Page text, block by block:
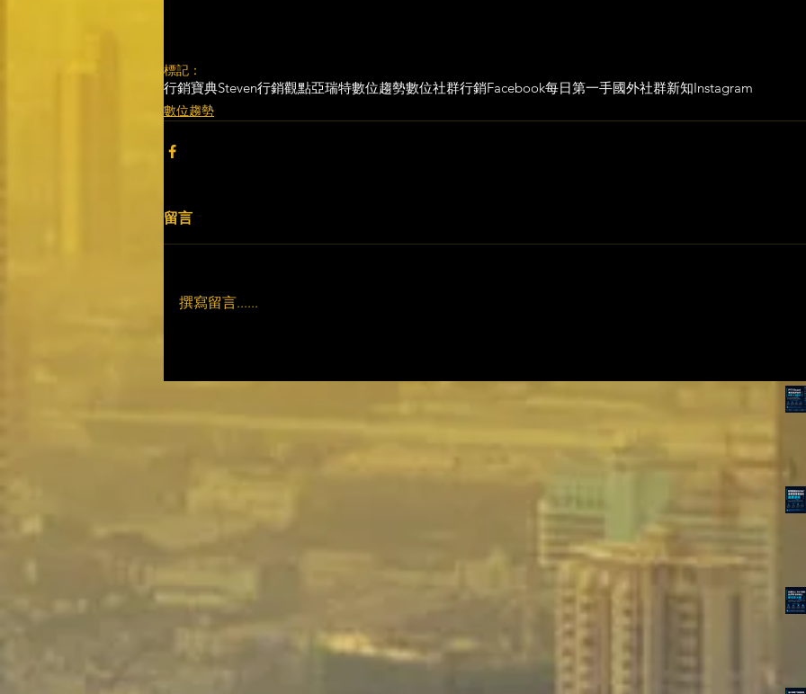
標記：
行銷寶典Steven行銷觀點亞瑞特數位趨勢數位社群行銷Facebook每日第一手國外社群新知Instagram
數位趨勢
留言
撰寫留言......